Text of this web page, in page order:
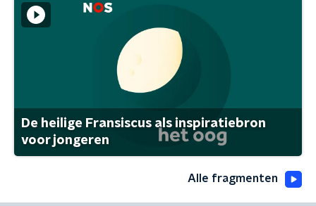
De heilige Fransiscus als inspiratiebron
voor jongeren
Alle fragmenten